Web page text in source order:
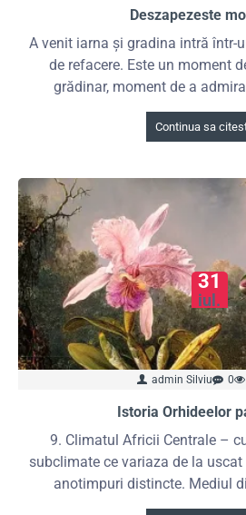
Deszapezeste
A venit iarna și gradina intră într-
de refacere. Este un moment
grădinar, moment de a
Continua sa
31
iul.
admin Silviu 0
Istoria Orhideelor
9. Climatul Africii Centrale –
subclimate ce variaza de la uscat
anotimpuri distincte. Mediul